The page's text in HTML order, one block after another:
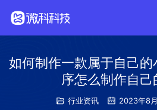
如何制作一款属于自己
序怎么制作自
行业资讯 2023年8